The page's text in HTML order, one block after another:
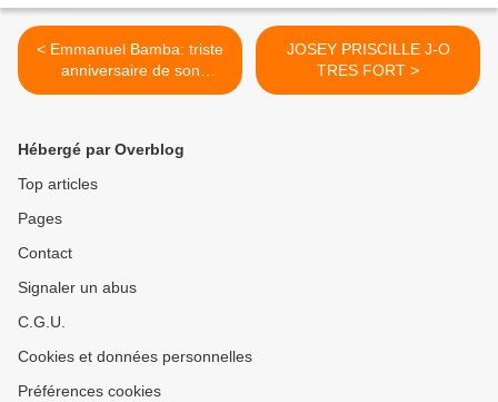
< Emmanuel Bamba: triste
anniversaire de son
assassinat!
JOSEY PRISCILLE J-O
TRES FORT >
Hébergé par Overblog
Top articles
Pages
Contact
Signaler un abus
C.G.U.
Cookies et données personnelles
Préférences cookies